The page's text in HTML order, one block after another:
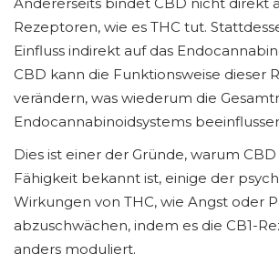
Andererseits bindet CBD nicht direkt
Rezeptoren, wie es THC tut.
Einfluss indirekt auf das
CBD kann die Funktionsweise dieser
verändern, was wiederum die
Endocannabinoidsystems
Dies ist einer der Gründe, warum
Fähigkeit bekannt ist, einige der
Wirkungen von THC, wie Angst oder
abzuschwächen, indem es die CB1-
anders moduliert.